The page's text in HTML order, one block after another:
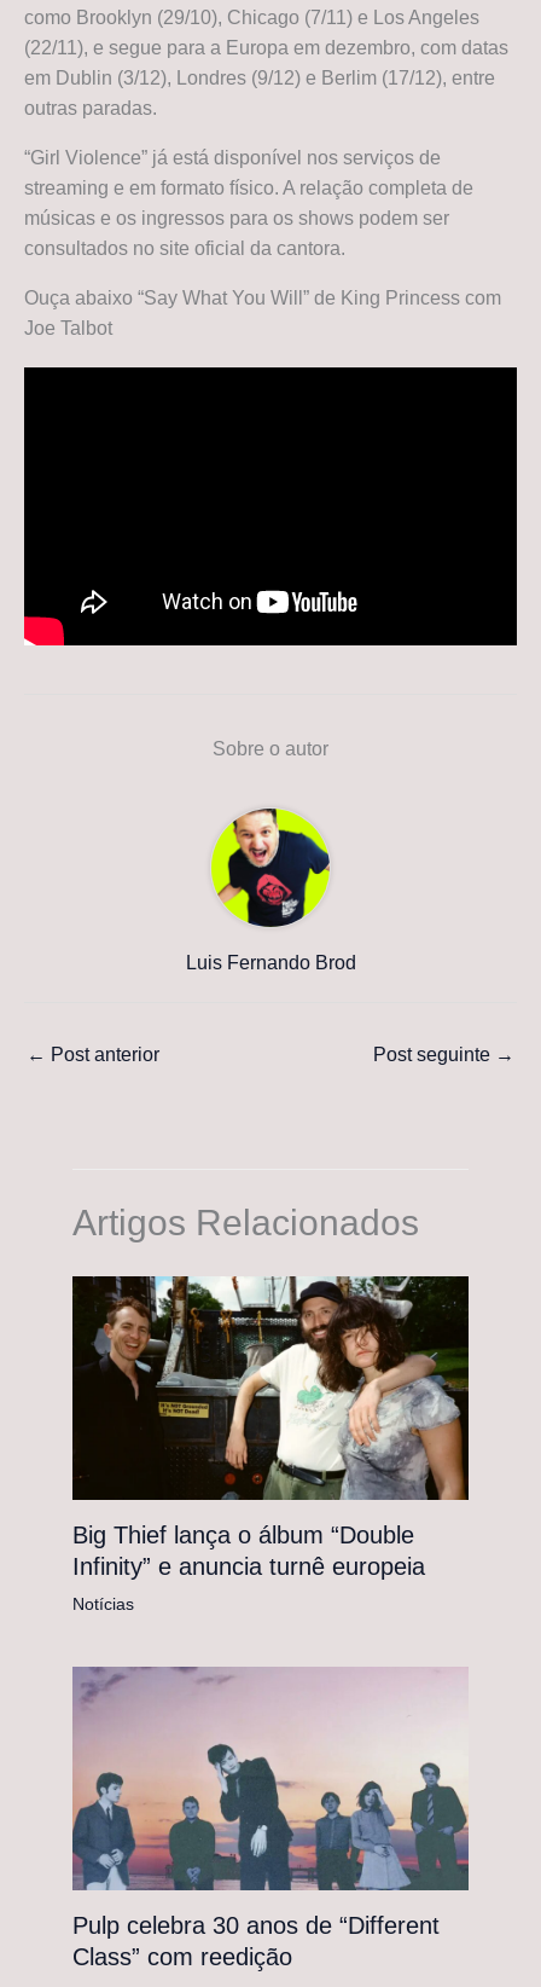
como Brooklyn (29/10), Chicago (7/11) e Los Angeles
(22/11), e segue para a Europa em dezembro, com datas
em Dublin (3/12), Londres (9/12) e Berlim (17/12), entre
outras paradas.
“Girl Violence” já está disponível nos serviços de
streaming e em formato físico. A relação completa de
músicas e os ingressos para os shows podem ser
consultados no site oficial da cantora.
Ouça abaixo “Say What You Will” de King Princess com
Joe Talbot
Sobre o autor
Luis Fernando Brod
← Post anterior Post seguinte →
Artigos Relacionados
Big Thief lança o álbum “Double
Infinity” e anuncia turnê europeia
Notícias
Pulp celebra 30 anos de “Different
Class” com reedição